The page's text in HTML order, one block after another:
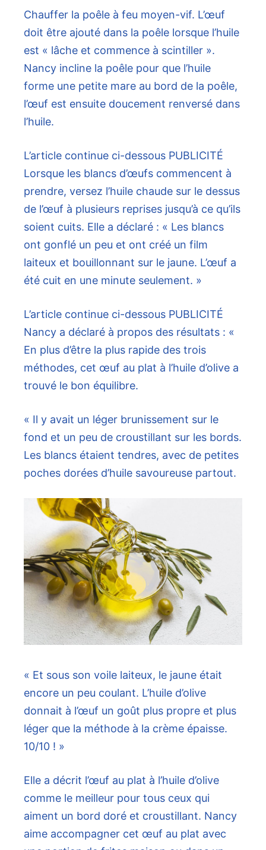
Chauffer la poêle à feu moyen-vif. L’œuf
doit être ajouté dans la poêle lorsque l’huile
est « lâche et commence à scintiller ».
Nancy incline la poêle pour que l’huile
forme une petite mare au bord de la poêle,
l’œuf est ensuite doucement renversé dans
l’huile.
L’article continue ci-dessous PUBLICITÉ
Lorsque les blancs d’œufs commencent à
prendre, versez l’huile chaude sur le dessus
de l’œuf à plusieurs reprises jusqu’à ce qu’ils
soient cuits. Elle a déclaré : « Les blancs
ont gonflé un peu et ont créé un film
laiteux et bouillonnant sur le jaune. L’œuf a
été cuit en une minute seulement. »
L’article continue ci-dessous PUBLICITÉ
Nancy a déclaré à propos des résultats : «
En plus d’être la plus rapide des trois
méthodes, cet œuf au plat à l’huile d’olive a
trouvé le bon équilibre.
« Il y avait un léger brunissement sur le
fond et un peu de croustillant sur les bords.
Les blancs étaient tendres, avec de petites
poches dorées d’huile savoureuse partout.
« Et sous son voile laiteux, le jaune était
encore un peu coulant. L’huile d’olive
donnait à l’œuf un goût plus propre et plus
léger que la méthode à la crème épaisse.
10/10 ! »
Elle a décrit l’œuf au plat à l’huile d’olive
comme le meilleur pour tous ceux qui
aiment un bord doré et croustillant. Nancy
aime accompagner cet œuf au plat avec